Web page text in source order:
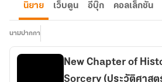
นิยาย เว็บตูน อีบุ๊ก คอลเล็กชัน
นามปากกา
New Chapter of
Sorcery (ประวัติศาสต